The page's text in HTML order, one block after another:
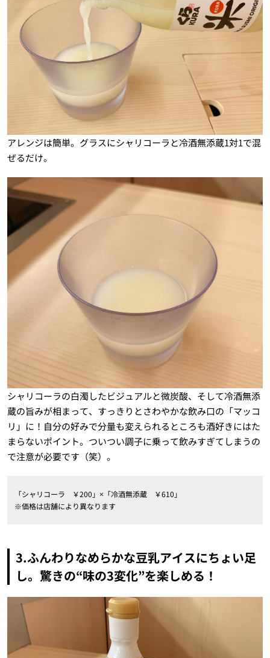
アレンジは簡単。グラスにシャリコーラと冷酒無添蔵1対1で混
ぜるだけ。
シャリコーラの白濁したビジュアルと微炭酸、そして冷酒無添
蔵の旨みが相まって、すっきりとさわやかな飲み口の「マッコ
リ」に！自分の好みで分量も変えられるところも酒好きにはた
まらないポイント。ついつい調子に乗って飲みすぎてしまうの
で注意が必要です（笑）。
「シャリコーラ ￥200」×「冷酒無添蔵 ￥610」
※価格は店舗により異なります
3.ふんわりなめらかな豆乳アイスにちょい足
し。驚きの“味の3変化”を楽しめる！